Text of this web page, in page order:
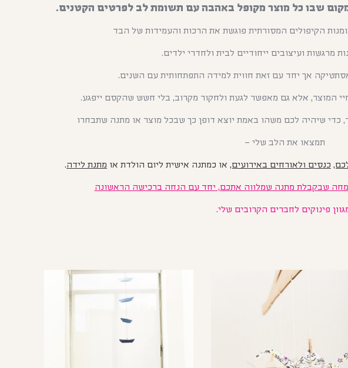
שבו כל מוצר מקופל באהבה עם תשומת לב לפרטים הקטנים.
הקיפולים המסורתית פוגשת את הרכות והעמידות של הבד
מרגשות ועיצובים ייחודיים לבית ולחדרי ילדים.
אך יחד עם זאת חווית למידה התפתחותית עם השנים.
המוצר, אלא גם מאפשר לגעת ולחקור מקרוב, בלי חשש שהקסם ייפגע.
כדי שיהיה לכם משהו באמת יוצא דופן כך שבכל מוצר או מתנה שתבחרו
תמצאו את הלב שלי –
כנסים ולאורחים באירועים, או כמתנה אישית ליום הולדת או מתנת לידה.
שבקבלת מתנה שמלווה אתכם, יחד עם הנחה ברכישה הראשונה
פינוקים לחברים הקרובים שלי.